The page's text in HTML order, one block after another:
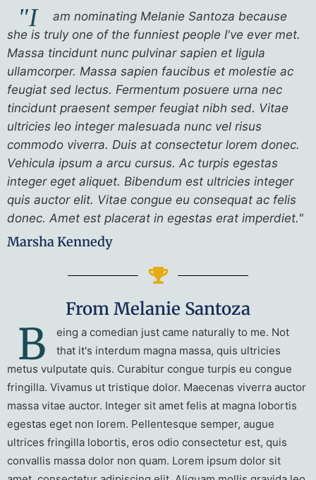
"I
am nominating Melanie Santoza because
she is truly one of the funniest people I've ever met.
Massa tincidunt nunc pulvinar sapien et ligula
ullamcorper. Massa sapien faucibus et molestie ac
feugiat sed lectus. Fermentum posuere urna nec
tincidunt praesent semper feugiat nibh sed. Vitae
ultricies leo integer malesuada nunc vel risus
commodo viverra. Duis at consectetur lorem donec.
Vehicula ipsum a arcu cursus. Ac turpis egestas
integer eget aliquet. Bibendum est ultricies integer
quis auctor elit. Vitae congue eu consequat ac felis
donec. Amet est placerat in egestas erat imperdiet."
Marsha Kennedy
From Melanie Santoza
B
eing a comedian just came naturally to me. Not
that it's interdum magna massa, quis ultricies
metus vulputate quis. Curabitur congue turpis eu congue
fringilla. Vivamus ut tristique dolor. Maecenas viverra auctor
massa vitae auctor. Integer sit amet felis at magna lobortis
egestas eget non lorem. Pellentesque semper, augue
ultrices fringilla lobortis, eros odio consectetur est, quis
convallis massa dolor non quam. Lorem ipsum dolor sit